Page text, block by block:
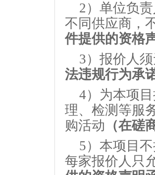
2）单位负
不同供应商，
件提供的资格
3）报价人
法违规行为承
4）为本项
理、检测等服
购活动 （在磋
5）本项目
每家报价人只